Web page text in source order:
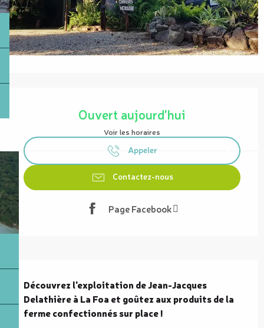
Ouvert aujourd'hui
Voir les horaires
Appeler
Contactez-nous
Page Facebook
Description
Découvrez l'exploitation de Jean-Jacques
Delathière à La Foa et goûtez aux produits de la
ferme confectionnés sur place !